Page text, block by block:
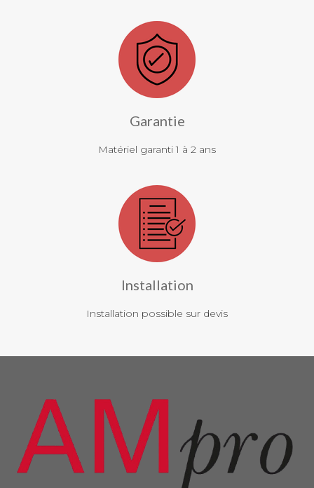
Garantie
Matériel garanti 1 à 2 ans
Installation
Installation possible sur devis